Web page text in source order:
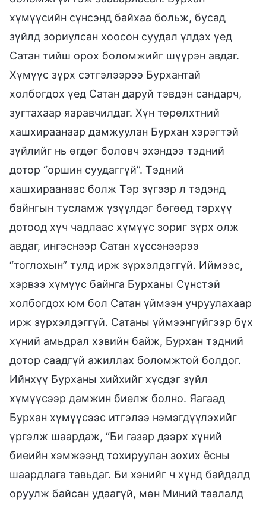
хүмүүсийн сүнсэнд байхаа больж, бусад
зүйлд зориулсан хоосон суудал үлдэх үед
Сатан тийш орох боломжийг шүүрэн авдаг.
Хүмүүс зүрх сэтгэлээрээ Бурхантай
холбогдох үед Сатан даруй тэвдэн сандарч,
зугтахаар яаравчилдаг. Хүн төрөлхтний
хашхираанаар дамжуулан Бурхан хэрэгтэй
зүйлийг нь өгдөг боловч эхэндээ тэдний
дотор “оршин суудаггүй”. Тэдний
хашхираанаас болж Тэр зүгээр л тэдэнд
байнгын тусламж үзүүлдэг бөгөөд тэрхүү
дотоод хүч чадлаас хүмүүс зориг зүрх олж
авдаг, ингэснээр Сатан хүссэнээрээ
“тоглохын” тулд ирж зүрхэлдэггүй. Иймээс,
хэрвээ хүмүүс байнга Бурханы Сүнстэй
холбогдох юм бол Сатан үймээн учруулахаар
ирж зүрхэлдэггүй. Сатаны үймээнгүйгээр бүх
хүний амьдрал хэвийн байж, Бурхан тэдний
дотор саадгүй ажиллах боломжтой болдог.
Ийнхүү Бурханы хийхийг хүсдэг зүйл
хүмүүсээр дамжин биелж болно. Яагаад
Бурхан хүмүүсээс итгэлээ нэмэгдүүлэхийг
үргэлж шаардаж, “Би газар дээрх хүний
биеийн хэмжээнд тохируулан зохих ёсны
шаардлага тавьдаг. Би хэнийг ч хүнд байдалд
оруулж байсан удаагүй, мөн Миний таалалд